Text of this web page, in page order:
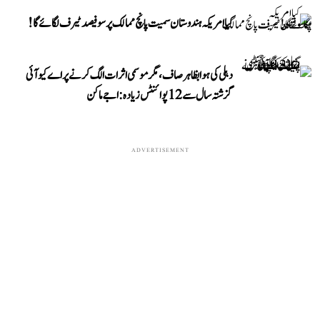
کیا امریکہ ہندوستان سمیت پانچ ممالک پر سو فیصد ٹیرف لگائے گا!
دہلی کی ہوا بظاہر صاف، مگر موسمی اثرات الگ کرنے پر اے کیو آئی
گزشتہ سال سے 12 پوائنٹس زیادہ: اجے ماکن
ADVERTISEMENT